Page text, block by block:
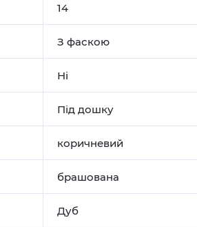
14
З фаскою
Ні
Під дошку
коричневий
брашована
Дуб